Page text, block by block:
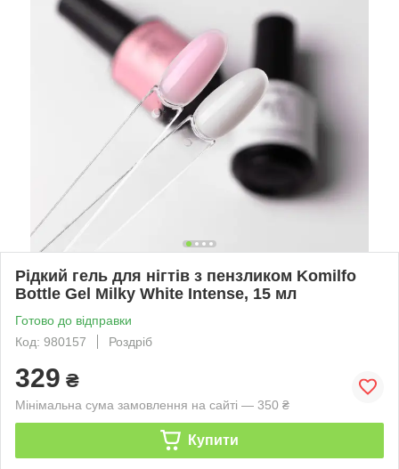
Рідкий гель для нігтів з пензликом Komilfo
Bottle Gel Milky White Intense, 15 мл
Готово до відправки
Код: 980157
Роздріб
329 ₴
Мінімальна сума замовлення на сайті — 350 ₴
Купити